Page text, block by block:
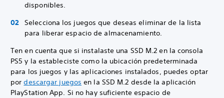
disponibles.
Selecciona los juegos que deseas eliminar de la lista
para liberar espacio de almacenamiento.
Ten en cuenta que si instalaste una SSD M.2 en la consola
PS5 y la estableciste como la ubicación predeterminada
para los juegos y las aplicaciones instalados, puedes optar
pordescargar juegos en la SSD M.2 desde la aplicación
PlayStation App. Si no hay suficiente espacio de